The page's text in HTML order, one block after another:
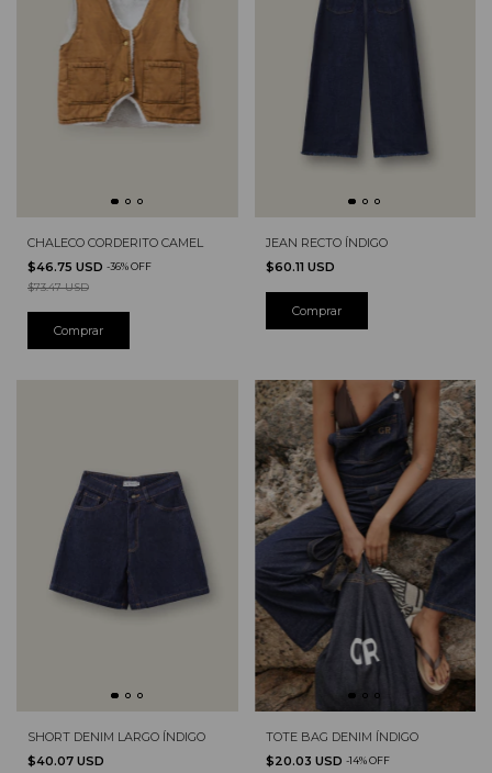
CHALECO CORDERITO CAMEL
$46.75 USD -36%OFF
$73.47 USD
JEAN RECTO ÍNDIGO
$60.11 USD
Comprar
SHORT DENIM LARGO ÍNDIGO
$40.07 USD
TOTE BAG DENIM ÍNDIGO
$20.03 USD -14%OFF